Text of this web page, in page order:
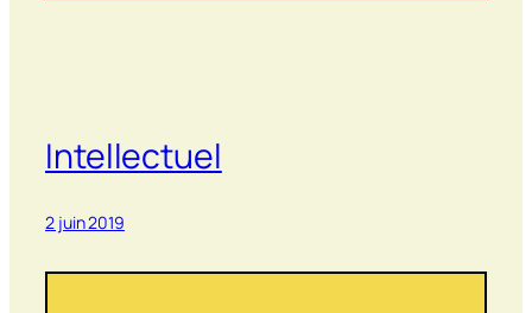
Intellectuel
2 juin 2019